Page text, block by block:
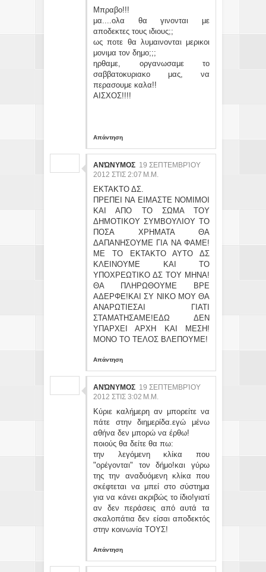
Μπραβο!!!
μα....ολα θα γινονται με
αποδεκτες τους ιδιους;;
ως ποτε θα λυμαινονται μερικοι
μονιμα τον δημο;;;
ηρθαμε, οργανωσαμε το
σαββατοκυριακο μας, να
περασουμε καλα!!
ΑΙΣΧΟΣ!!!!
Απάντηση
ΑΝΏΝΥΜΟΣ 19 ΣΕΠΤΕΜΒΡΊΟΥ
2012 ΣΤΙΣ 2:07 Μ.Μ.
ΕΚΤΑΚΤΟ ΔΣ.
ΠΡΕΠΕΙ ΝΑ ΕΙΜΑΣΤΕ ΝΟΜΙΜΟΙ
ΚΑΙ ΑΠΟ ΤΟ ΣΩΜΑ ΤΟΥ
ΔΗΜΟΤΙΚΟΥ ΣΥΜΒΟΥΛΙΟΥ ΤΟ
ΠΟΣΑ ΧΡΗΜΑΤΑ ΘΑ
ΔΑΠΑΝΗΣΟΥΜΕ ΓΙΑ ΝΑ ΦΑΜΕ!
ΜΕ ΤΟ ΕΚΤΑΚΤΟ ΑΥΤΟ ΔΣ
ΚΛΕΙΝΟΥΜΕ ΚΑΙ ΤΟ
ΥΠΟΧΡΕΩΤΙΚΟ ΔΣ ΤΟΥ ΜΗΝΑ!
ΘΑ ΠΛΗΡΩΘΟΥΜΕ ΒΡΕ
ΑΔΕΡΦΕ!ΚΑΙ ΣΥ ΝΙΚΟ ΜΟΥ ΘΑ
ΑΝΑΡΩΤΙΕΣΑΙ ΓΙΑΤΙ
ΣΤΑΜΑΤΗΣΑΜΕ!ΕΔΩ ΔΕΝ
ΥΠΑΡΧΕΙ ΑΡΧΗ ΚΑΙ ΜΕΣΗ!
ΜΟΝΟ ΤΟ ΤΕΛΟΣ ΒΛΕΠΟΥΜΕ!
Απάντηση
ΑΝΏΝΥΜΟΣ 19 ΣΕΠΤΕΜΒΡΊΟΥ
2012 ΣΤΙΣ 3:02 Μ.Μ.
Κύριε καλήμερη αν μπορείτε να
πάτε στην διημερίδα.εγώ μένω
αθήνα δεν μπορώ να έρθω!
ποιούς θα δείτε θα πω:
την λεγόμενη κλίκα που
"ορέγονται" τον δήμο!και γύρω
της την αναδυόμενη κλίκα που
σκέφτεται να μπεί στο σύστημα
για να κάνει ακριβώς το ίδιο!γιατί
αν δεν περάσεις από αυτά τα
σκαλοπάτια δεν είσαι αποδεκτός
στην κοινωνία ΤΟΥΣ!
Απάντηση